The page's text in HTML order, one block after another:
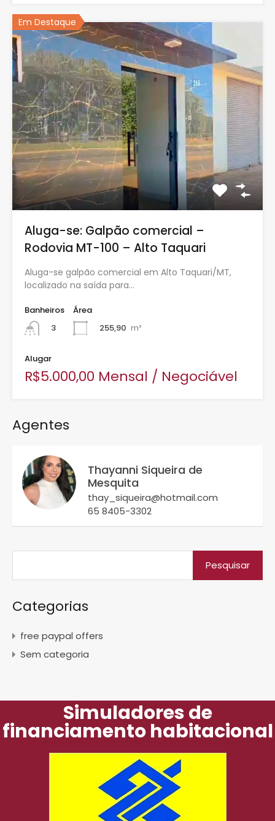
Em Destaque
Aluga-se: Galpão comercial –
Rodovia MT-100 – Alto Taquari
Aluga-se galpão comercial em Alto Taquari/MT,
localizado na saída para…
Banheiros
3
Área
255,90 m²
Alugar
R$5.000,00 Mensal / Negociável
Agentes
Thayanni Siqueira de
Mesquita
thay_siqueira@hotmail.com
65 8405-3302
Categorias
free paypal offers
Sem categoria
Simuladores de
financiamento habitacional